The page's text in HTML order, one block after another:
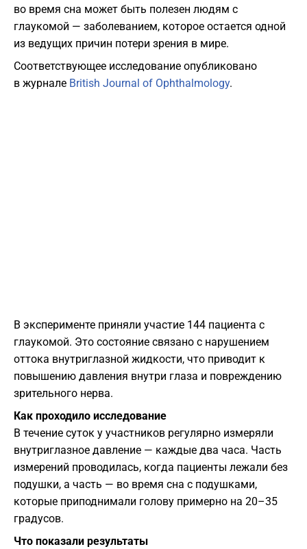
во время сна может быть полезен людям с
глаукомой — заболеванием, которое остается одной
из ведущих причин потери зрения в мире.
Соответствующее исследование опубликовано
в журнале British Journal of Ophthalmology.
В эксперименте приняли участие 144 пациента с
глаукомой. Это состояние связано с нарушением
оттока внутриглазной жидкости, что приводит к
повышению давления внутри глаза и повреждению
зрительного нерва.
Как проходило исследование
В течение суток у участников регулярно измеряли
внутриглазное давление — каждые два часа. Часть
измерений проводилась, когда пациенты лежали без
подушки, а часть — во время сна с подушками,
которые приподнимали голову примерно на 20–35
градусов.
Что показали результаты